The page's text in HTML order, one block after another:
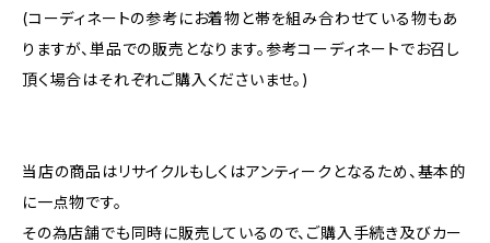
(コーディネートの参考にお着物と帯を組み合わせている物もあ
りますが、単品での販売となります。参考コーディネートでお召し
頂く場合はそれぞれご購入くださいませ。)
当店の商品はリサイクルもしくはアンティークとなるため、基本的
に一点物です。
その為店舗でも同時に販売しているので、ご購入手続き及びカー